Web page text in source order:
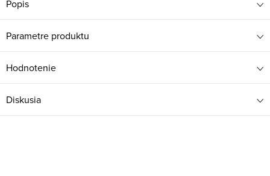
Popis
Parametre produktu
Hodnotenie
Diskusia